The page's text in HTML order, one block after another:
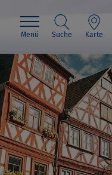
Menü Suche Karte